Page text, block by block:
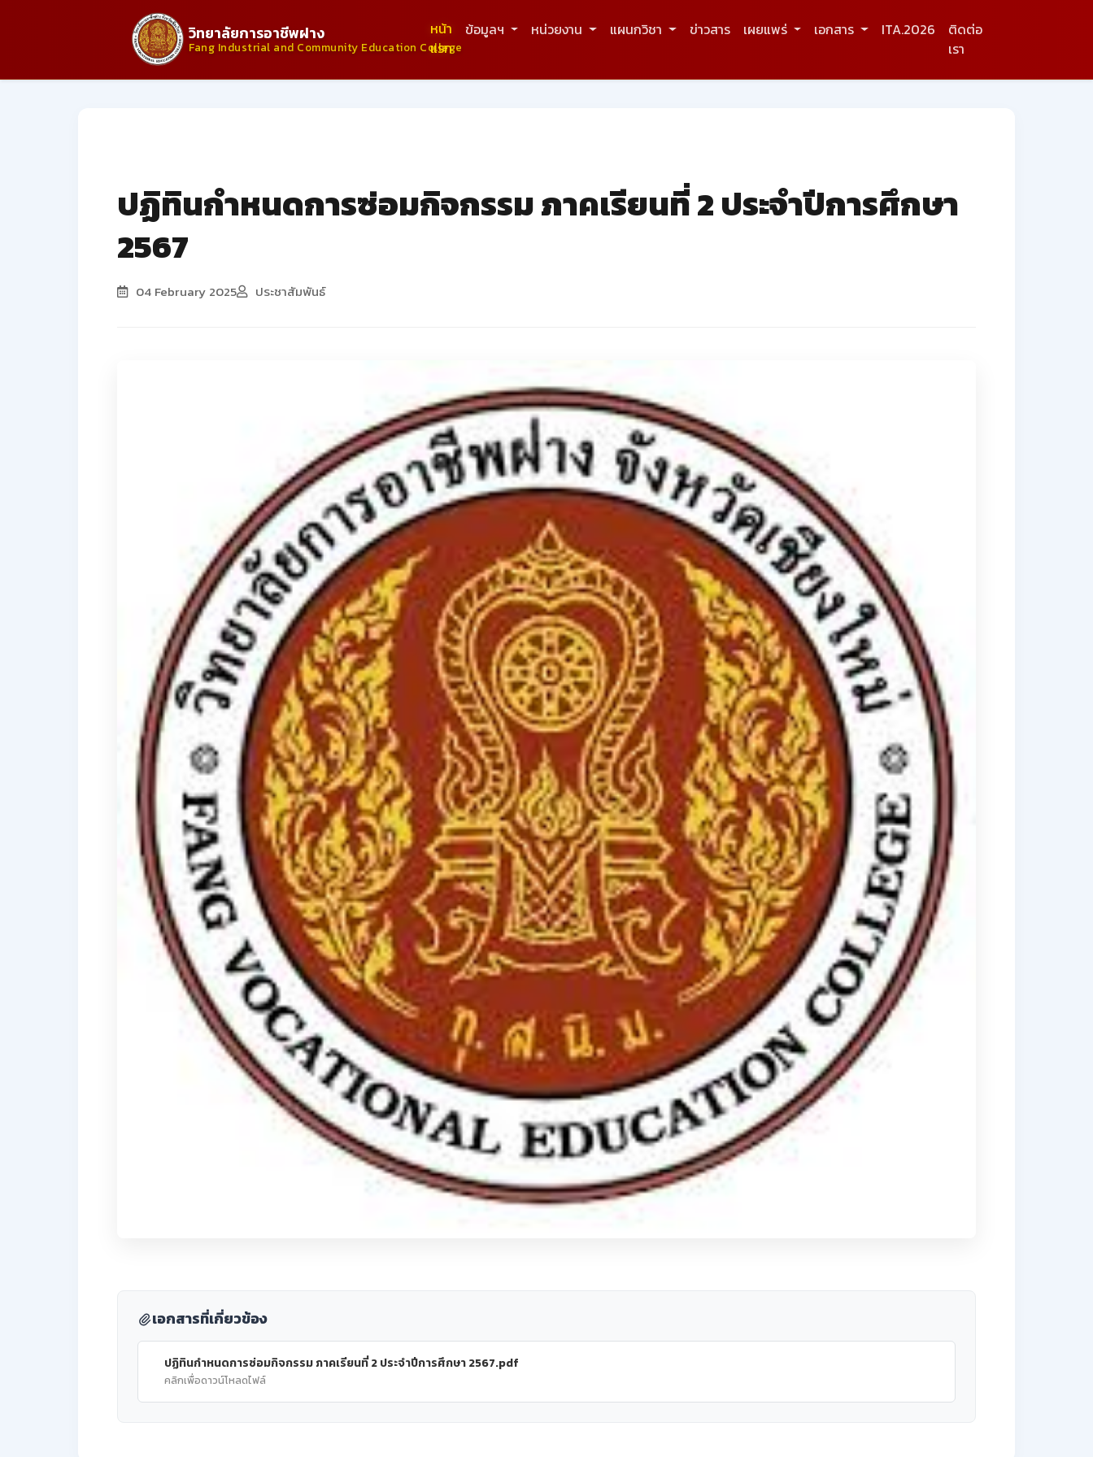
วิทยาลัยการอาชีพฝาง
Fang Industrial and Community Education College
หน้า
แรก
ข้อมูลฯ หน่วยงาน แผนกวิชา ข่าวสาร เผยแพร่ เอกสาร ITA.2026
ติดต่อ
เรา
ปฏิทินกำหนดการซ่อมกิจกรรม ภาคเรียนที่ 2 ประจำปีการศึกษา
2567
04 February 2025 ประชาสัมพันธ์
เอกสารที่เกี่ยวข้อง
ปฏิทินกำหนดการซ่อมกิจกรรม ภาคเรียนที่ 2 ประจำปีการศึกษา 2567.pdf
คลิกเพื่อดาวน์โหลดไฟล์